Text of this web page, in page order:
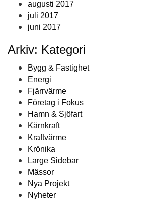
augusti 2017
juli 2017
juni 2017
Arkiv: Kategori
Bygg & Fastighet
Energi
Fjärrvärme
Företag i Fokus
Hamn & Sjöfart
Kärnkraft
Kraftvärme
Krönika
Large Sidebar
Mässor
Nya Projekt
Nyheter